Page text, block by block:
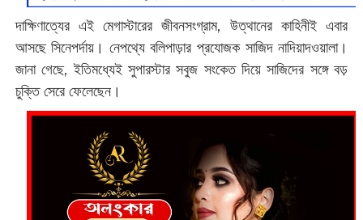
দাক্ষিণাত্যের এই মেগাস্টারের জীবনসংগ্রাম, উত্থানের কাহিনীই এবার
আসছে সিনেপর্দায়। নেপথ্যে বলিপাড়ার প্রযোজক সাজিদ নাদিয়াদওয়ালা।
জানা গেছে, ইতিমধ্যেই সুপারস্টার সবুজ সংকেত দিয়ে সাজিদের সঙ্গে বড়
চুক্তি সেরে ফেলেছেন।